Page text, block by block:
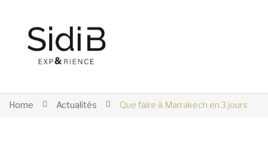
Home Actualités Que faire à Marrakech en 3 jours